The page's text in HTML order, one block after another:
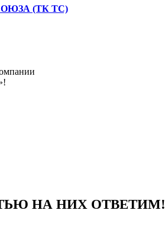
(ТК ТС)
НА НИХ ОТВЕТИМ!